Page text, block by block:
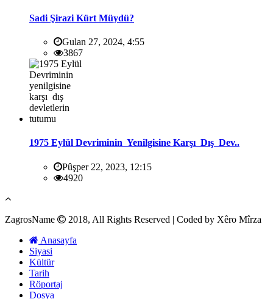
Sadi Şirazi Kürt Müydü?
Gulan 27, 2024, 4:55
3867
1975 Eylül Devriminin Yenilgisine Karşı Dış Dev..
Pûşper 22, 2023, 12:15
4920
ZagrosName
2018, All Rights Reserved | Coded by Xêro Mîrza
Anasayfa
Siyasi
Kültür
Tarih
Röportaj
Dosya